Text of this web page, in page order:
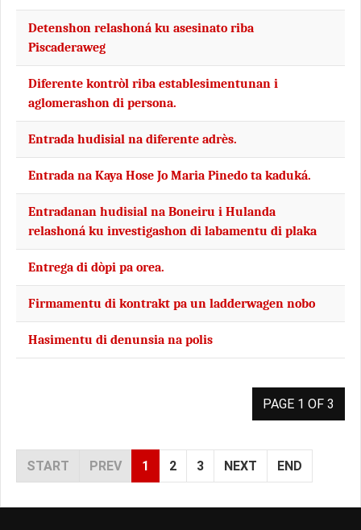
Detenshon relashoná ku asesinato riba
Piscaderaweg
Diferente kontròl riba establesimentunan i
aglomerashon di persona.
Entrada hudisial na diferente adrès.
Entrada na Kaya Hose Jo Maria Pinedo ta kaduká.
Entradanan hudisial na Boneiru i Hulanda
relashoná ku investigashon di labamentu di plaka
Entrega di dòpi pa orea.
Firmamentu di kontrakt pa un ladderwagen nobo
Hasimentu di denunsia na polis
PAGE 1 OF 3
START PREV 1 2 3 NEXT END